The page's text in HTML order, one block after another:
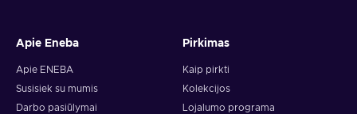
Apie Eneba
Apie ENEBA
Susisiek su mumis
Darbo pasiūlymai
Pirkimas
Kaip pirkti
Kolekcijos
Lojalumo programa